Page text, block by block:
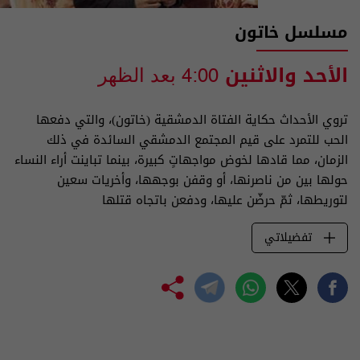
مسلسل خاتون
الأحد والاثنين 4:00 بعد الظهر
تروي الأحداث حكاية الفتاة الدمشقية (خاتون)، والتي دفعها
الحب للتمرد على قيم المجتمع الدمشقي السائدة في ذلك
الزمان، مما قادها لخوض مواجهاتٍ كبيرة، بينما تباينت أراء النساء
حولها بين من ناصرنها، أو وقفن بوجهها، وأخريات سعين
لتوريطها، ثمّ حرضّن عليها، ودفعن باتجاه قتلها
تفضيلاتي